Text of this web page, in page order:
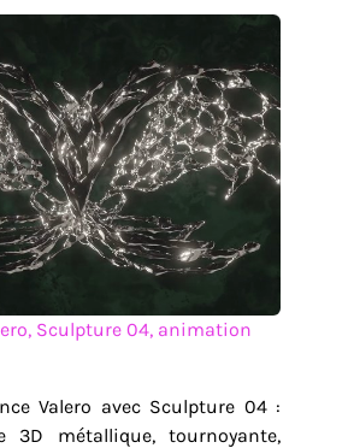
Sculpture 04, animation
Valero avec Sculpture 04 :
3D métallique, tournoyante,